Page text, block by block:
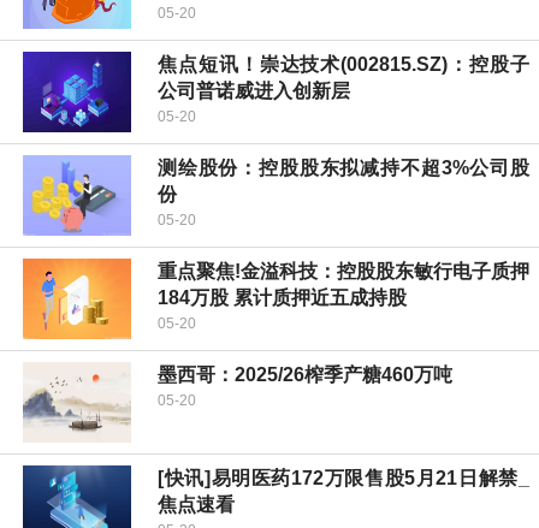
05-20
焦点短讯！崇达技术(002815.SZ)：控股子
公司普诺威进入创新层
05-20
测绘股份：控股股东拟减持不超3%公司股
份
05-20
重点聚焦!金溢科技：控股股东敏行电子质押
184万股 累计质押近五成持股
05-20
墨西哥：2025/26榨季产糖460万吨
05-20
[快讯]易明医药172万限售股5月21日解禁_
焦点速看